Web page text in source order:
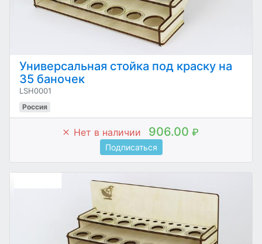
Универсальная стойка под краску на
35 баночек
LSH0001
Россия
Нет в наличии 906.00 ₽
Подписаться